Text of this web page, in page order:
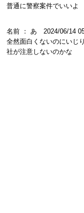
普通に警察案件でいいよ
名前 ： あ 2024/06/14
全然面白くないのにいじ
社が注意しないのかな